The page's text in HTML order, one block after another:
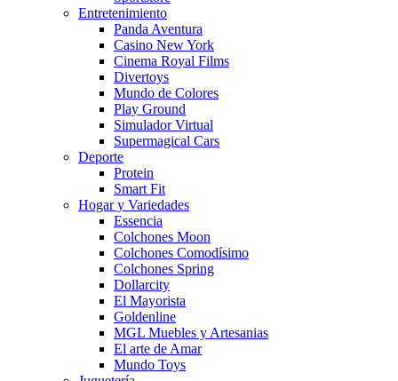
Entretenimiento
Panda Aventura
Casino New York
Cinema Royal Films
Divertoys
Mundo de Colores
Play Ground
Simulador Virtual
Supermagical Cars
Deporte
Protein
Smart Fit
Hogar y Variedades
Essencia
Colchones Moon
Colchones Comodísimo
Colchones Spring
Dollarcity
El Mayorista
Goldenline
MGL Muebles y Artesanias
El arte de Amar
Mundo Toys